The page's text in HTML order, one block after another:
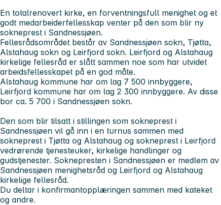
En totalrenovert kirke, en forventningsfull menighet og et
godt medarbeiderfellesskap venter på den som blir ny
sokneprest i Sandnessjøen.
Fellesrådsområdet består av Sandnessjøen sokn, Tjøtta,
Alstahaug sokn og Leirfjord sokn. Leirfjord og Alstahaug
kirkelige fellesråd er slått sammen noe som har utvidet
arbeidsfellesskapet på en god måte.
Alstahaug kommune har om lag 7 500 innbyggere,
Leirfjord kommune har om lag 2 300 innbyggere. Av disse
bor ca. 5 700 i Sandnessjøen sokn.
Den som blir tilsatt i stillingen som sokneprest i
Sandnessjøen vil gå inn i en turnus sammen med
sokneprest i Tjøtta og Alstahaug og sokneprest i Leirfjord
vedrørende tjenesteuker, kirkelige handlinger og
gudstjenester. Soknepresten i Sandnessjøen er medlem av
Sandnessjøen menighetsråd og Leirfjord og Alstahaug
kirkelige fellesråd.
Du deltar i konfirmantopplæringen sammen med kateket
og andre.